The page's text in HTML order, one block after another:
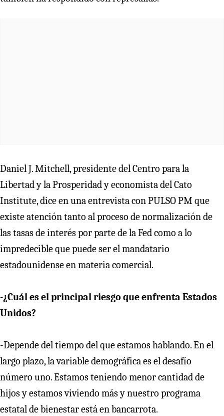
Daniel J. Mitchell, presidente del Centro para la
Libertad y la Prosperidad y economista del Cato
Institute, dice en una entrevista con PULSO PM que
existe atención tanto al proceso de normalización de
las tasas de interés por parte de la Fed como a lo
impredecible que puede ser el mandatario
estadounidense en materia comercial.
-¿Cuál es el principal riesgo que enfrenta Estados
Unidos?
-Depende del tiempo del que estamos hablando. En el
largo plazo, la variable demográfica es el desafío
número uno. Estamos teniendo menor cantidad de
hijos y estamos viviendo más y nuestro programa
estatal de bienestar está en bancarrota.